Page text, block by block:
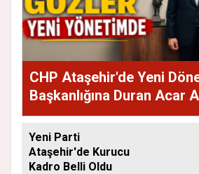
CHP Ataşehir'de Yeni
Başkanlığına Duran Acar
Yeni Parti
Ataşehir'de Kurucu
Kadro Belli Oldu